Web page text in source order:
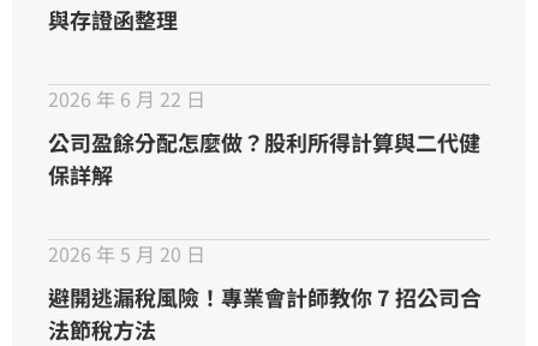
與存證函整理
公司盈餘分配怎麼做？股利所得計算與二代健
保詳解
2026 年 6 月 22 日
避開逃漏稅風險！專業會計師教你 7 招公司合
法節稅方法
2026 年 5 月 20 日